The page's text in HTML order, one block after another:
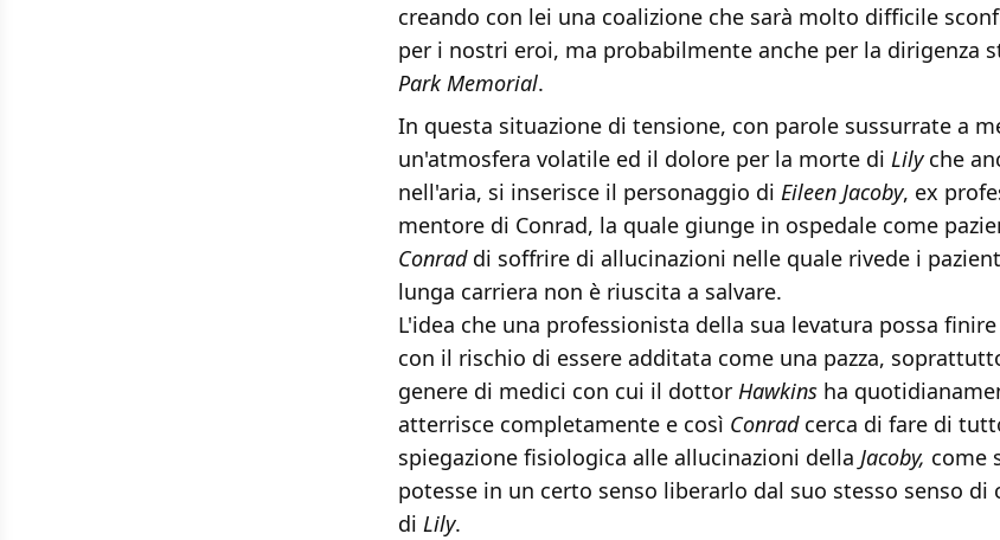
creando con lei una coalizione che sarà molto difficile
per i nostri eroi, ma probabilmente anche per la dirigenza
Park Memorial.
In questa situazione di tensione, con parole sussurrate a
un'atmosfera volatile ed il dolore per la morte di Lilyche
nell'aria, si inserisce il personaggio di Eileen Jacoby, ex
mentore di Conrad, la quale giunge in ospedale come
Conraddi soffrire di allucinazioni nelle quale rivede i
lunga carriera non è riuscita a salvare.
L'idea che una professionista della sua levatura possa
con il rischio di essere additata come una pazza,
genere di medici con cui il dottor Hawkins ha
atterrisce completamente e così Conradcerca di fare di
spiegazione fisiologica alle allucinazioni della Jacoby, come
potesse in un certo senso liberarlo dal suo stesso senso di
di Lily.